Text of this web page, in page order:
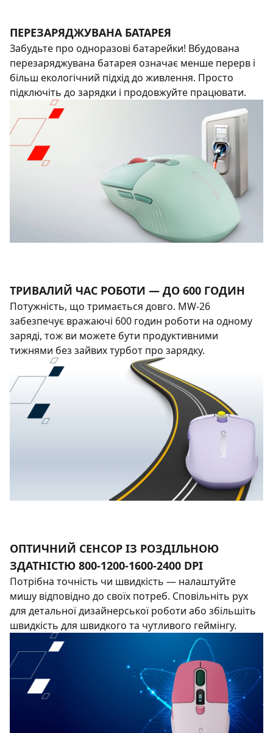
ПЕРЕЗАРЯДЖУВАНА БАТАРЕЯ
Забудьте про одноразові батарейки! Вбудована
перезаряджувана батарея означає менше перерв і
більш екологічний підхід до живлення. Просто
підключіть до зарядки і продовжуйте працювати.
ТРИВАЛИЙ ЧАС РОБОТИ — ДО 600 ГОДИН
Потужність, що тримається довго. MW-26
забезпечує вражаючі 600 годин роботи на одному
заряді, тож ви можете бути продуктивними
тижнями без зайвих турбот про зарядку.
ОПТИЧНИЙ СЕНСОР ІЗ РОЗДІЛЬНОЮ
ЗДАТНІСТЮ 800-1200-1600-2400 DPI
Потрібна точність чи швидкість — налаштуйте
мишу відповідно до своїх потреб. Сповільніть рух
для детальної дизайнерської роботи або збільшіть
швидкість для швидкого та чутливого геймінгу.